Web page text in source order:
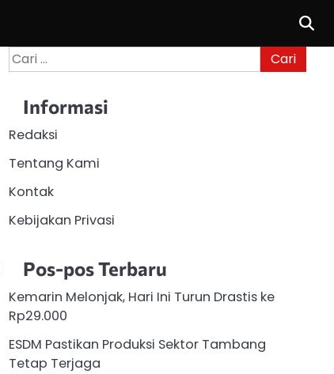
Cari
untuk:
Informasi
Redaksi
Tentang Kami
Kontak
Kebijakan Privasi
Pos-pos Terbaru
Kemarin Melonjak, Hari Ini Turun Drastis ke
Rp29.000
ESDM Pastikan Produksi Sektor Tambang
Tetap Terjaga